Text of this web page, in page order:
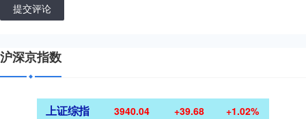
提交评论
沪深京指数
上证综指 3940.04 +39.68 +1.02%